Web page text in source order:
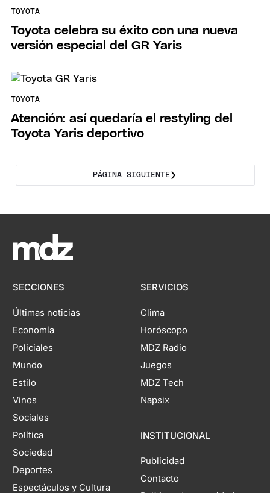
TOYOTA
Toyota celebra su éxito con una nueva
versión especial del GR Yaris
TOYOTA
Atención: así quedaría el restyling del
Toyota Yaris deportivo
PÁGINA SIGUIENTE
SECCIONES
Últimas noticias
Economía
Policiales
Mundo
Estilo
Vinos
Sociales
Política
Sociedad
Deportes
Espectáculos y Cultura
SERVICIOS
Clima
Horóscopo
MDZ Radio
Juegos
MDZ Tech
Napsix
INSTITUCIONAL
Publicidad
Contacto